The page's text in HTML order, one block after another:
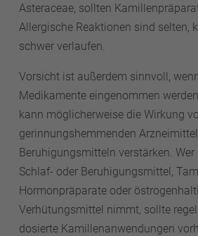
Asteraceae, sollten
Allergische Reaktionen sind selten,
schwer verlaufen.
Vorsicht ist außerdem sinnvoll,
Medikamente eingenommen
kann möglicherweise die Wirkung
gerinnungshemmenden
Beruhigungsmitteln verstärken. Wer
Schlaf- oder Beruhigungsmittel,
Hormonpräparate oder
Verhütungsmittel nimmt, sollte
dosierte Kamillenanwendungen